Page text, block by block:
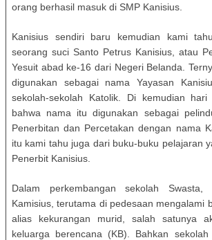
orang berhasil masuk di SMP Kanisius.
Kanisius sendiri baru kemudian kami
seorang suci Santo Petrus Kanisius, atau
Yesuit abad ke-16 dari Negeri Belanda.
digunakan sebagai nama Yayasan
sekolah-sekolah Katolik. Di kemudian
bahwa nama itu digunakan sebagai
Penerbitan dan Percetakan dengan nama
itu kami tahu juga dari buku-buku pelajaran
Penerbit Kanisius.
Dalam perkembangan sekolah Swasta,
Kamisius, terutama di pedesaan mengalami
alias kekurangan murid, salah satunya
keluarga berencana (KB). Bahkan